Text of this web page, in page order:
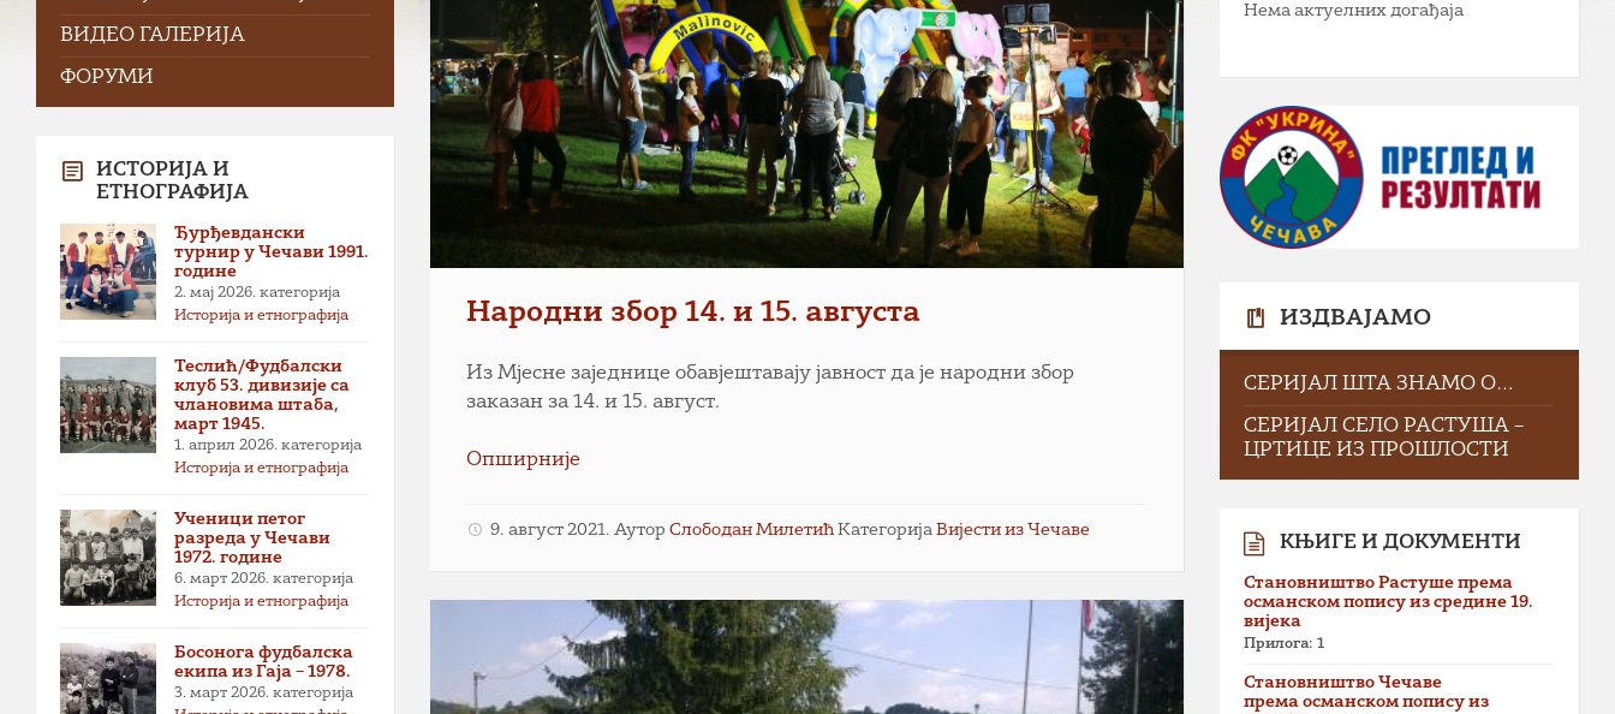
Народни збор 14. и 15. августа
Из Мјесне заједнице обавјештавају јавност да је народни збор
заказан за 14. и 15. август.
Опширније
9. август 2021. АуторСлободан Милетић КатегоријаВијести из Чечаве
ВИДЕО ГАЛЕРИЈА
ФОРУМИ
ИСТОРИЈА И
ЕТНОГРАФИЈА
Ђурђевдански
турнир у Чечави 1991.
године
2. мај 2026. категорија
Историја и етнографија
Теслић/Фудбалски
клуб 53. дивизије са
члановима штаба,
март 1945.
1. април 2026. категорија
Историја и етнографија
Ученици петог
разреда у Чечави
1972. године
6. март 2026. категорија
Историја и етнографија
Босонога фудбалска
екипа из Гаја – 1978.
3. март 2026. категорија
Нема актуелних догађаја
ИЗДВАЈАМО
СЕРИЈАЛ ШТА ЗНАМО О…
СЕРИЈАЛ СЕЛО РАСТУША –
ЦРТИЦЕ ИЗ ПРОШЛОСТИ
КЊИГЕ И ДОКУМЕНТИ
Становништво Растуше према
османском попису из средине 19.
вијека
Прилога: 1
Становништво Чечаве
према османском попису из